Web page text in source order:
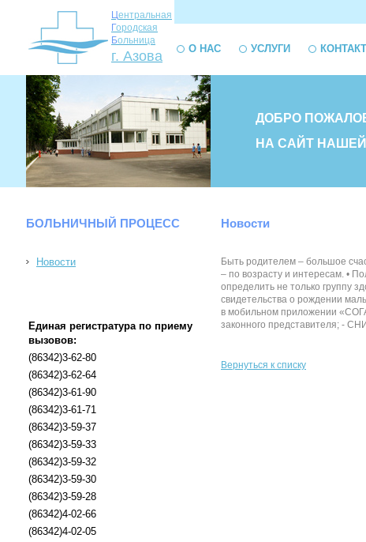
Центральная
Городская
Больница
г. Азова О НАС УСЛУГИ
ДОБРО
НА САЙТ
БОЛЬНИЧНЫЙ ПРОЦЕСС
Новости
Единая регистратура по приему
вызовов:
(86342)3-62-80
(86342)3-62-64
(86342)3-61-90
(86342)3-61-71
(86342)3-59-37
(86342)3-59-33
(86342)3-59-32
(86342)3-59-30
(86342)3-59-28
(86342)4-02-66
(86342)4-02-05
Новости
Быть родителем – большое
– по возрасту и интересам. •
определить не только группу
свидетельства о рождении
в мобильном приложении
законного представителя; -
Вернуться к списку